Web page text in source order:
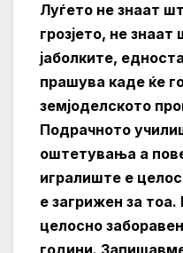
Луѓето не знаат
грозјето, не
јаболките,
прашува каде ќе
земјоделското
Подрачното
оштетувања а
игралиште е
е загрижен за
целосно